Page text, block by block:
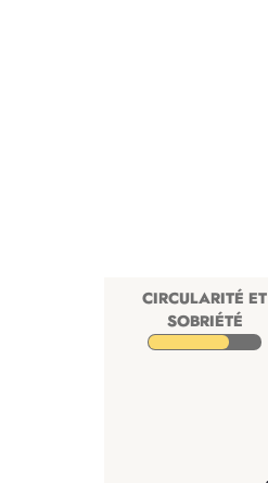
CIRCULARITÉ ET
SOBRIÉTÉ